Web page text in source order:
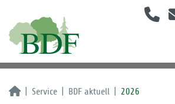
Service BDF aktuell 2026